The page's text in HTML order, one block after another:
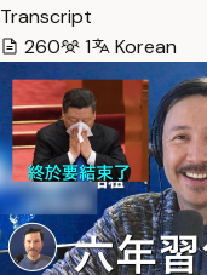
Transcript
260
1 Korean